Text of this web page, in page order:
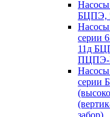
БЦПЭ,
серии
11д
забор)